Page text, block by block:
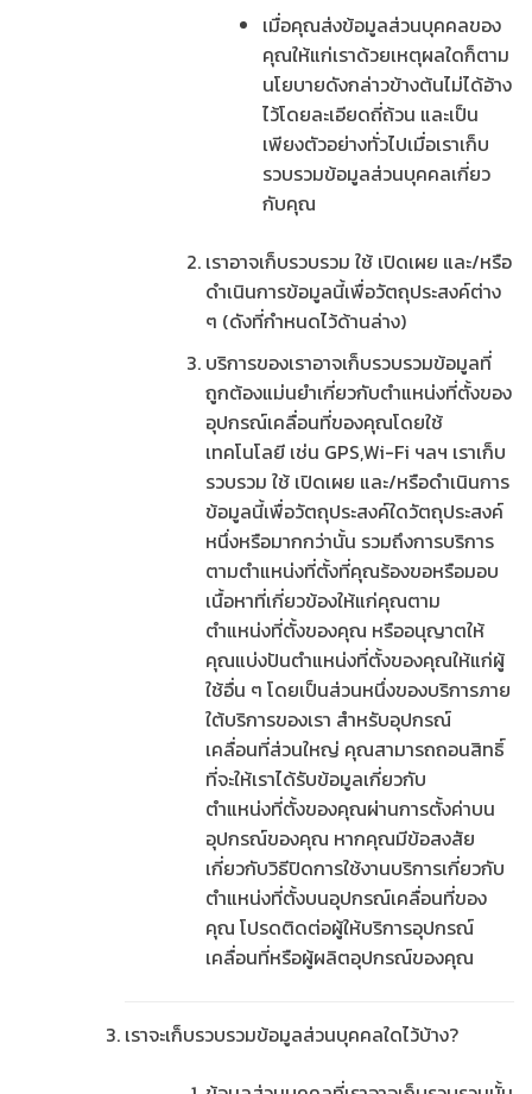
เมื่อคุณส่งข้อมูลส่วนบุคคลของ
คุณให้แก่เราด้วยเหตุผลใดก็ตาม
นโยบายดังกล่าวข้างต้นไม่ได้อ้าง
ไว้โดยละเอียดถี่ถ้วน และเป็น
เพียงตัวอย่างทั่วไปเมื่อเราเก็บ
รวบรวมข้อมูลส่วนบุคคลเกี่ยว
กับคุณ
เราอาจเก็บรวบรวม ใช้ เปิดเผย และ/หรือ
ดำเนินการข้อมูลนี้เพื่อวัตถุประสงค์ต่าง
ๆ (ดังที่กำหนดไว้ด้านล่าง)
บริการของเราอาจเก็บรวบรวมข้อมูลที่
ถูกต้องแม่นยำเกี่ยวกับตำแหน่งที่ตั้งของ
อุปกรณ์เคลื่อนที่ของคุณโดยใช้
เทคโนโลยี เช่น GPS,Wi-Fi ฯลฯ เราเก็บ
รวบรวม ใช้ เปิดเผย และ/หรือดำเนินการ
ข้อมูลนี้เพื่อวัตถุประสงค์ใดวัตถุประสงค์
หนึ่งหรือมากกว่านั้น รวมถึงการบริการ
ตามตำแหน่งที่ตั้งที่คุณร้องขอหรือมอบ
เนื้อหาที่เกี่ยวข้องให้แก่คุณตาม
ตำแหน่งที่ตั้งของคุณ หรืออนุญาตให้
คุณแบ่งปันตำแหน่งที่ตั้งของคุณให้แก่ผู้
ใช้อื่น ๆ โดยเป็นส่วนหนึ่งของบริการภาย
ใต้บริการของเรา สำหรับอุปกรณ์
เคลื่อนที่ส่วนใหญ่ คุณสามารถถอนสิทธิ์
ที่จะให้เราได้รับข้อมูลเกี่ยวกับ
ตำแหน่งที่ตั้งของคุณผ่านการตั้งค่าบน
อุปกรณ์ของคุณ หากคุณมีข้อสงสัย
เกี่ยวกับวิธีปิดการใช้งานบริการเกี่ยวกับ
ตำแหน่งที่ตั้งบนอุปกรณ์เคลื่อนที่ของ
คุณ โปรดติดต่อผู้ให้บริการอุปกรณ์
เคลื่อนที่หรือผู้ผลิตอุปกรณ์ของคุณ
เราจะเก็บรวบรวมข้อมูลส่วนบุคคลใดไว้บ้าง?